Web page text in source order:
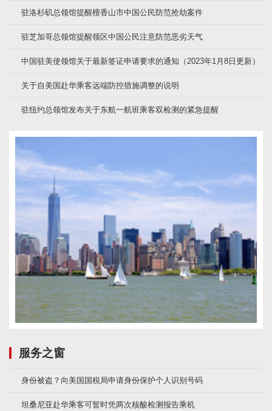
驻洛杉矶总领馆提醒檀香山市中国公民防范抢劫案件
驻芝加哥总领馆提醒领区中国公民注意防范恶劣天气
中国驻美使领馆关于最新签证申请要求的通知（2023年1月8日更新）
关于自美国赴华乘客远端防控措施调整的说明
驻纽约总领馆发布关于东航一航班乘客双检测的紧急提醒
服务之窗
身份被盗？向美国国税局申请身份保护个人识别号码
坦桑尼亚赴华乘客可暂时凭两次核酸检测报告乘机